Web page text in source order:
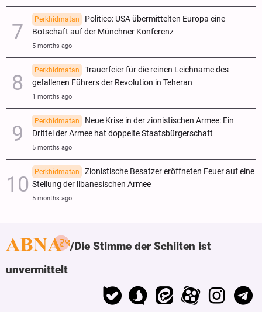
Perkhidmatan
Politico: USA übermittelten Europa eine
Botschaft auf der Münchner Konferenz
5 months ago
Perkhidmatan
Trauerfeier für die reinen Leichname des
gefallenen Führers der Revolution in Teheran
1 months ago
Perkhidmatan
Neue Krise in der zionistischen Armee: Ein
Drittel der Armee hat doppelte Staatsbürgerschaft
5 months ago
Perkhidmatan
Zionistische Besatzer eröffneten Feuer auf eine
Stellung der libanesischen Armee
5 months ago
Die Stimme der Schiiten ist
unvermittelt